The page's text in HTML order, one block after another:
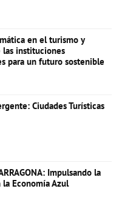
en el turismo y
las instituciones
para un futuro sostenible
Ciudades Turísticas
Impulsando la
Economía Azul